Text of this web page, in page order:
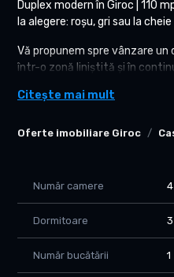
Oferte imobiliare Giroc
Duplex modern în Giroc | 110
la alegere: roșu, gri sau la cheie
Vă propunem spre vânzare
într-o zonă liniștită și în
oraș.
Locuința este construită cu
Suprafață utilă: 110 mp
Locuri de parcare
Compartimentare eficientă:
Citește mai mult
Număr camere 4
Dormitoare 3
Număr bucătării 1